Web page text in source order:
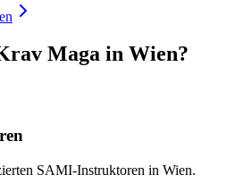
Maga in Wien?
SAMI-Instruktoren in Wien.